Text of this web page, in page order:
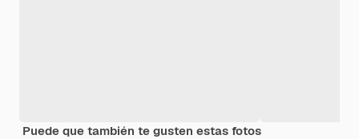
Puede que también te gusten estas fotos